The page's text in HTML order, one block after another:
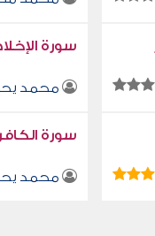
سورة
محمد
سورة
محمد